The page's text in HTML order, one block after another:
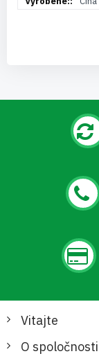
Vitajte
O spoločnosti